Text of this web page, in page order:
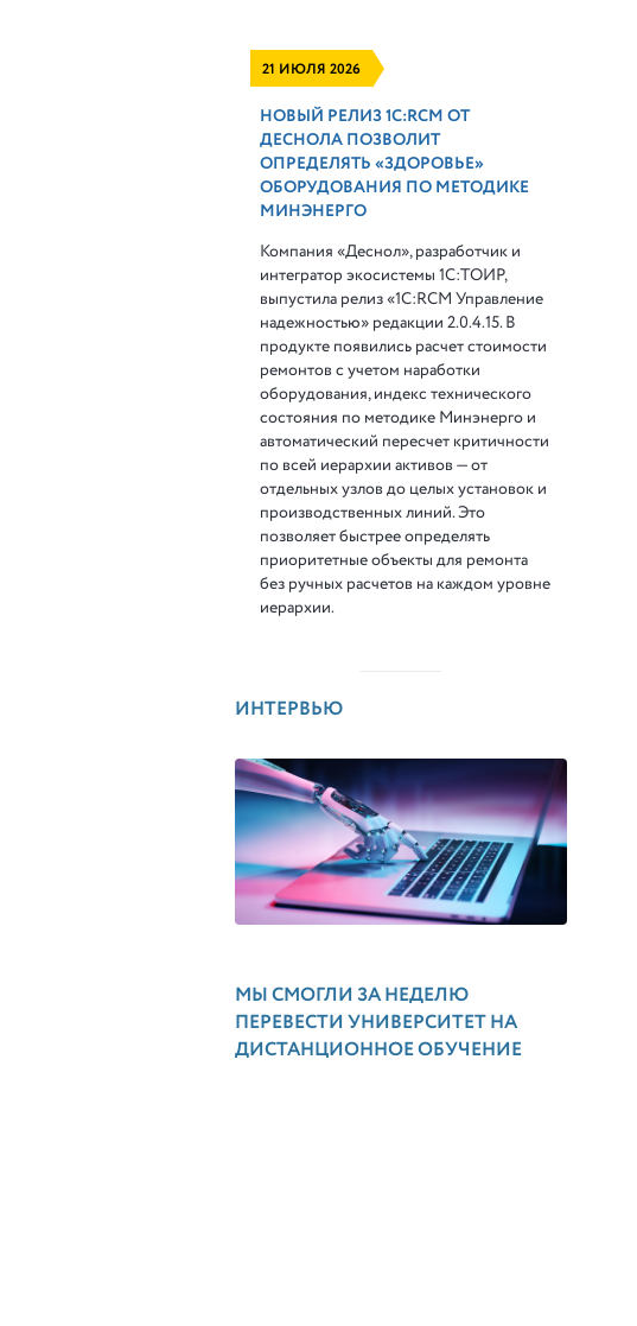
21 ИЮЛЯ 2026
НОВЫЙ РЕЛИЗ 1С:RCM ОТ
ДЕСНОЛА ПОЗВОЛИТ
ОПРЕДЕЛЯТЬ «ЗДОРОВЬЕ»
ОБОРУДОВАНИЯ ПО МЕТОДИКЕ
МИНЭНЕРГО
Компания «Деснол», разработчик и
интегратор экосистемы 1С:ТОИР,
выпустила релиз «1С:RCM Управление
надежностью» редакции 2.0.4.15. В
продукте появились расчет стоимости
ремонтов с учетом наработки
оборудования, индекс технического
состояния по методике Минэнерго и
автоматический пересчет критичности
по всей иерархии активов — от
отдельных узлов до целых установок и
производственных линий. Это
позволяет быстрее определять
приоритетные объекты для ремонта
без ручных расчетов на каждом уровне
иерархии.
ИНТЕРВЬЮ
МЫ СМОГЛИ ЗА НЕДЕЛЮ
ПЕРЕВЕСТИ УНИВЕРСИТЕТ НА
ДИСТАНЦИОННОЕ ОБУЧЕНИЕ